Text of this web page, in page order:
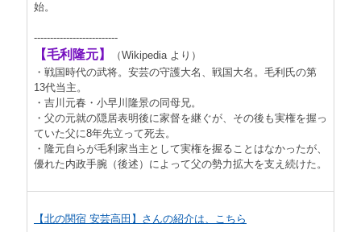
始。
--------------------------
【毛利隆元】
（Wikipedia より）
・戦国時代の武将。安芸の守護大名、戦国大名。毛利氏の第
13代当主。
・吉川元春・小早川隆景の同母兄。
・父の元就の隠居表明後に家督を継ぐが、その後も実権を握っ
ていた父に8年先立って死去。
・隆元自らが毛利家当主として実権を握ることはなかったが、
優れた内政手腕（後述）によって父の勢力拡大を支え続けた。
【北の関宿 安芸高田】さんの紹介は、こちら